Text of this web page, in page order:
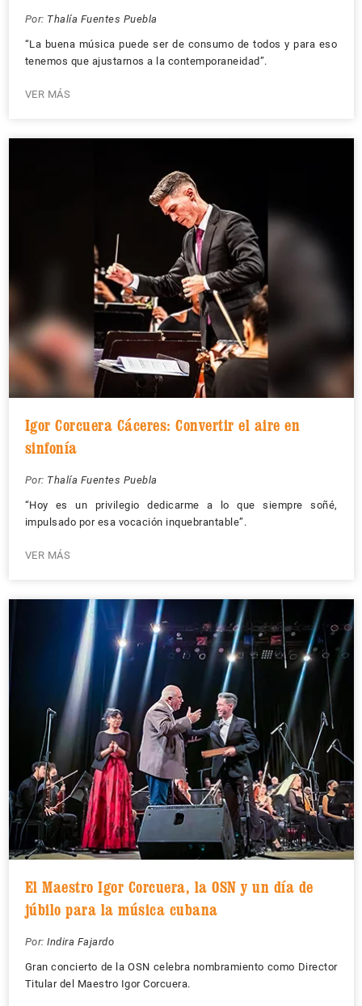
Por: Thalía Fuentes Puebla
“La buena música puede ser de consumo de todos y para eso
tenemos que ajustarnos a la contemporaneidad”.
VER MÁS
Igor Corcuera Cáceres: Convertir el aire en
sinfonía
Por: Thalía Fuentes Puebla
“Hoy es un privilegio dedicarme a lo que siempre soñé,
impulsado por esa vocación inquebrantable”.
VER MÁS
El Maestro Igor Corcuera, la OSN y un día de
júbilo para la música cubana
Por: Indira Fajardo
Gran concierto de la OSN celebra nombramiento como Director
Titular del Maestro Igor Corcuera.